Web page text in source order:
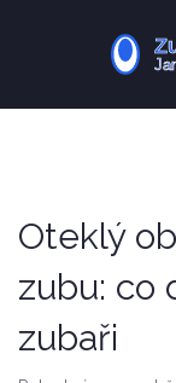
Zotavení po
Oteklý
zubu: co
zubaři